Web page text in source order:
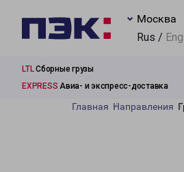
Москва
Rus / Eng
LTLСборные грузы
EXPRESS Авиа- и экспресс-доставка
Главная Направления